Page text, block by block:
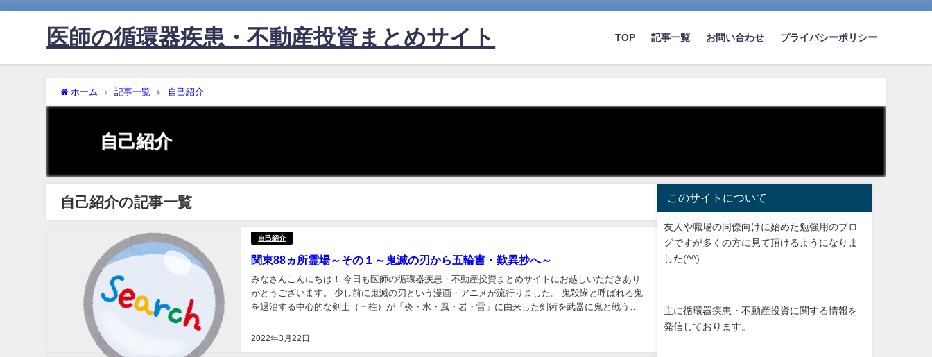
医師の循環器疾患・不動産投資まとめサイト TOP 記事一覧 お問い合わせ プライバシーポリシー
ホーム 記事一覧 自己紹介
自己紹介
自己紹介の記事一覧
自己紹介
関東88ヵ所霊場～その１～鬼滅の刃から五輪書・歎異抄へ～
2022年3月22日
みなさんこんにちは！ 今日も医師の循環器疾患・不動産投資まとめサイトにお越しいただきあり
がとうございます。 少し前に鬼滅の刃という漫画・アニメが流行りました。 鬼殺隊と呼ばれる鬼
を退治する中心的な剣士（＝柱）が「炎・水・風・岩・雷」に由来した剣術を武器に鬼と戦うス
このサイトについて
友人や職場の同僚向けに始めた勉強用のブロ
グですが多くの方に見て頂けるようになりま
した(^^)
主に循環器疾患・不動産投資に関する情報を
発信しております。